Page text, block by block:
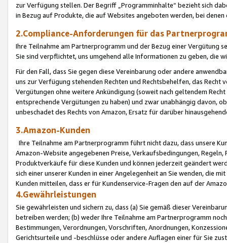
zur Verfügung stellen. Der Begriff „Programminhalte“ bezieht sich
in Bezug auf Produkte, die auf Websites angeboten werden, bei
2.Compliance-Anforderungen für das
Ihre Teilnahme am Partnerprogramm und der Bezug einer Vergütung
Sie sind verpflichtet, uns umgehend alle Informationen zu geben, die
Für den Fall, dass Sie gegen diese Vereinbarung oder andere
uns zur Verfügung stehenden Rechten und Rechtsbehelfen, das
Vergütungen ohne weitere Ankündigung (soweit nach geltendem
entsprechende Vergütungen zu haben) und zwar unabhängig davon,
unbeschadet des Rechts von Amazon, Ersatz für darüber
3.Amazon-Kunden
Ihre Teilnahme am Partnerprogramm führt nicht dazu, dass unsere
Amazon-Website angegebenen Preise, Verkaufsbedingungen,
Produktverkäufe für diese Kunden und können jederzeit geändert
sich einer unserer Kunden in einer Angelegenheit an Sie wenden, die
Kunden mitteilen, dass er für Kundenservice-Fragen den auf der
4.Gewährleistungen
Sie gewährleisten und sichern zu, dass (a) Sie gemäß dieser
betreiben werden; (b) weder Ihre Teilnahme am Partnerprogramm
Bestimmungen, Verordnungen, Vorschriften, Anordnungen,
Gerichtsurteile und -beschlüsse oder andere Auflagen einer für Sie